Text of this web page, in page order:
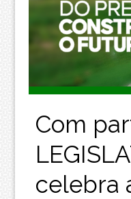
Com
celebra